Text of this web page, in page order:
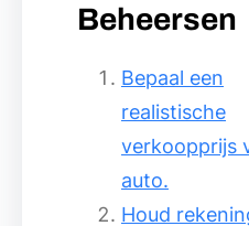
Beheersen
Bepaal een
realistische
verkoopprijs
auto.
Houd